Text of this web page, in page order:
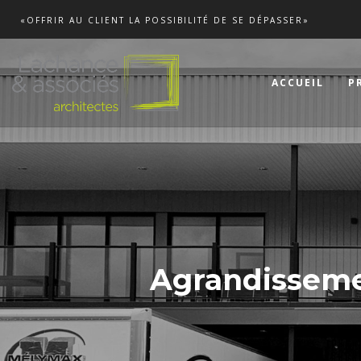
«OFFRIR AU CLIENT LA POSSIBILITÉ DE SE DÉPASSER»
ACCUEIL